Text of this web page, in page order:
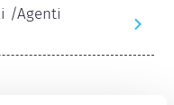
/Agenti
a